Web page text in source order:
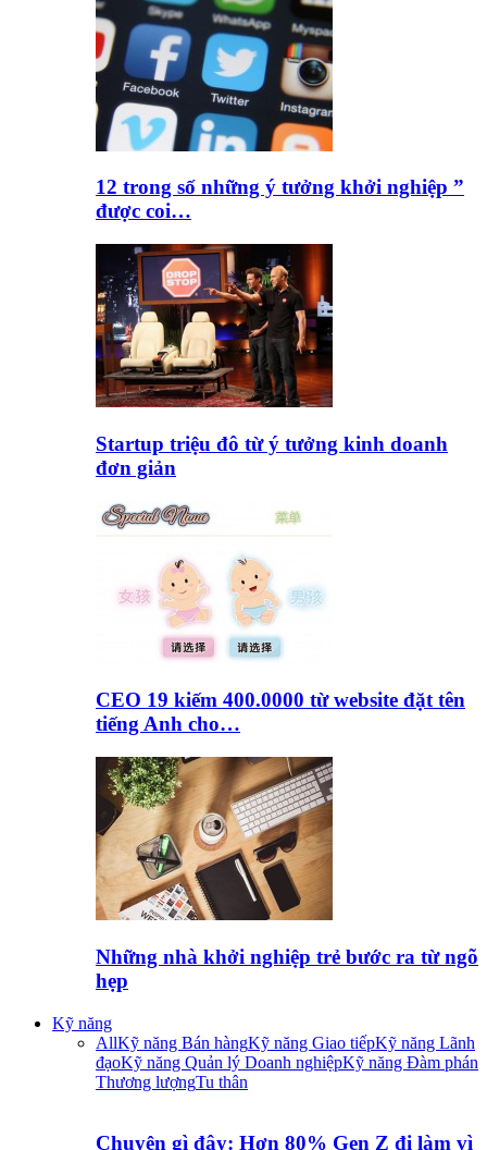
12 trong số những ý tưởng khởi nghiệp ”
được coi…
Startup triệu đô từ ý tưởng kinh doanh
đơn giản
CEO 19 kiếm 400.0000 từ website đặt tên
tiếng Anh cho…
Những nhà khởi nghiệp trẻ bước ra từ ngõ
hẹp
Kỹ năng
AllKỹ năng Bán hàngKỹ năng Giao tiếpKỹ năng Lãnh
đạoKỹ năng Quản lý Doanh nghiệpKỹ năng Đàm phán
Thương lượngTu thân
Chuyện gì đây: Hơn 80% Gen Z đi làm vì